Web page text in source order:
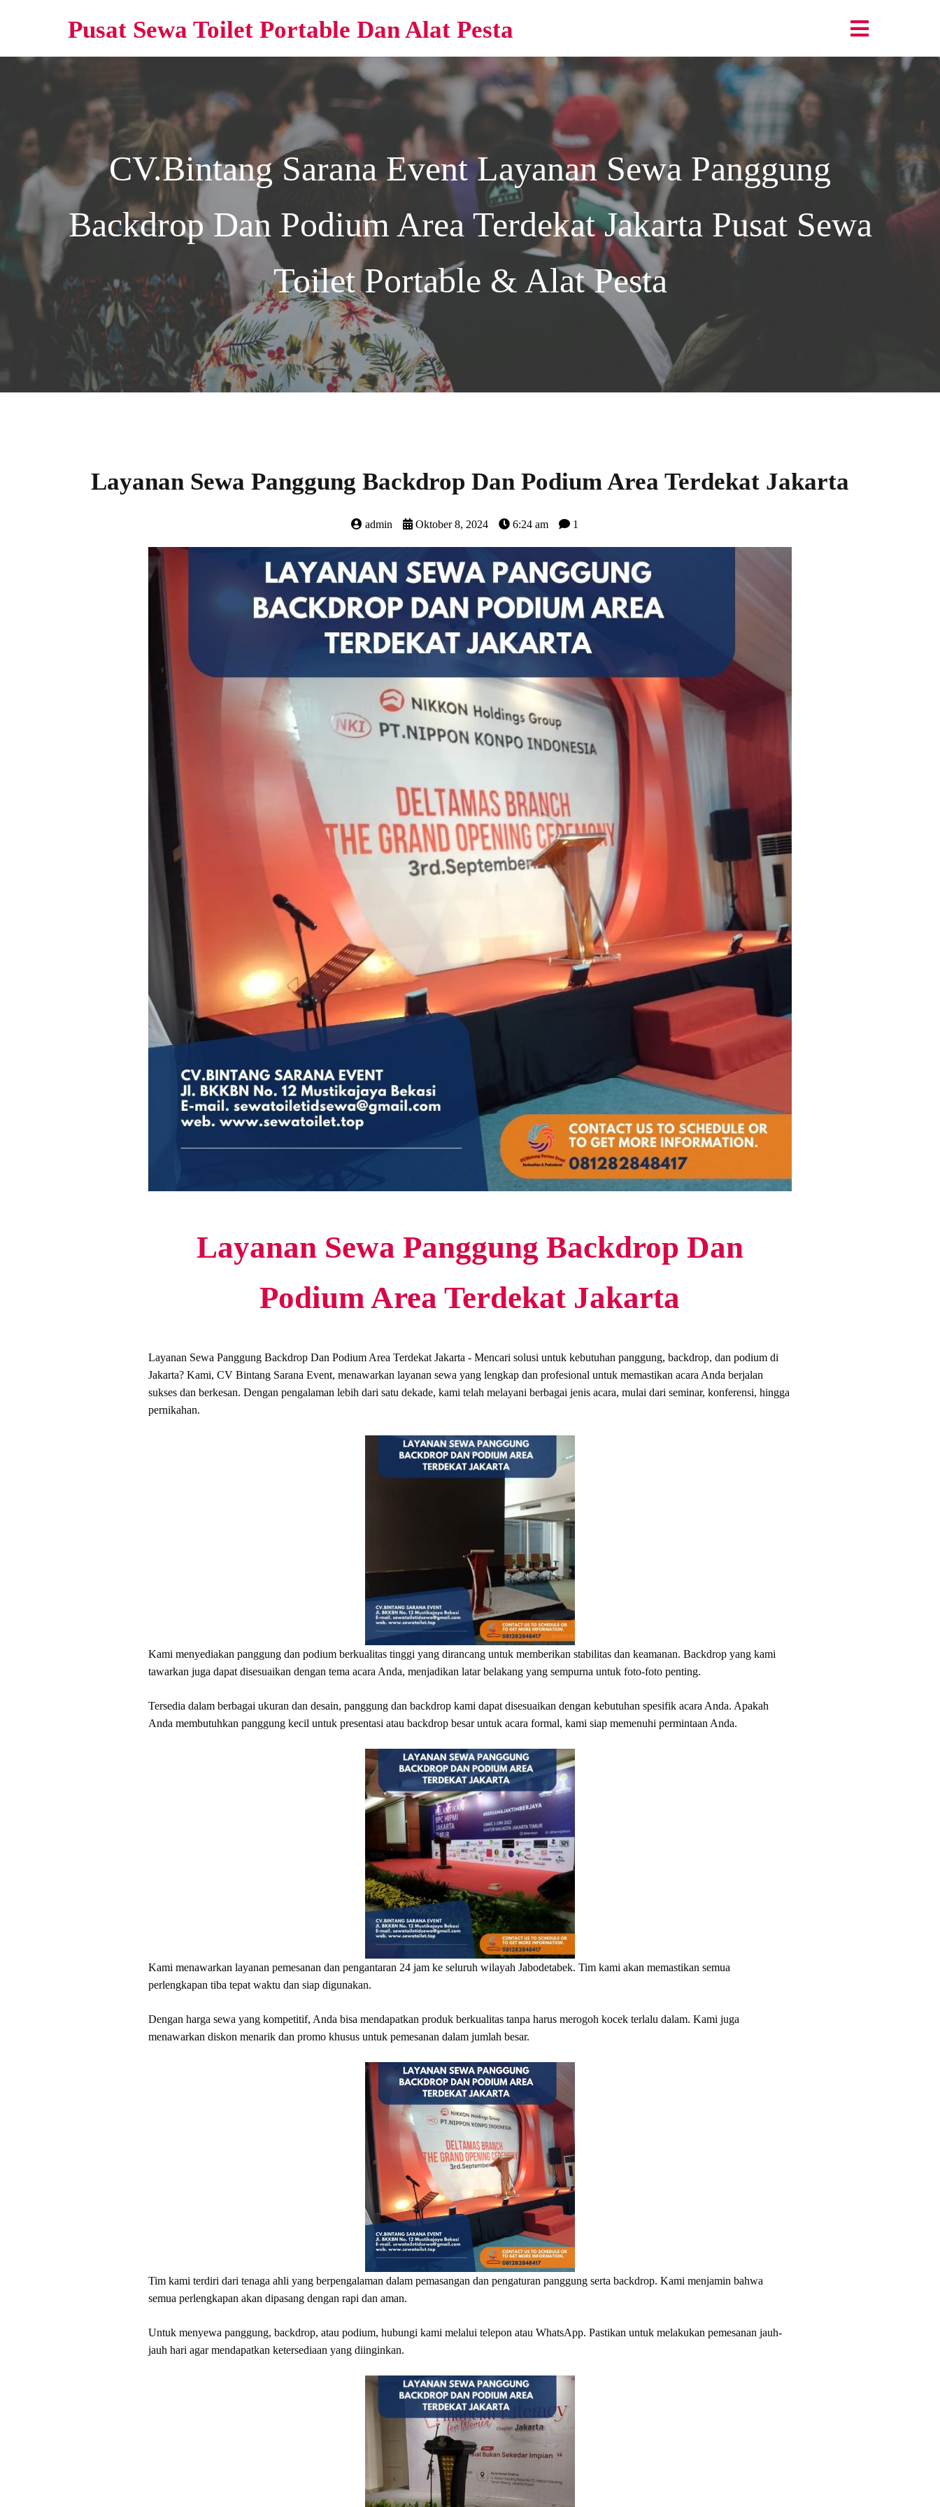
Pusat Sewa Toilet Portable Dan Alat Pesta
CV.Bintang Sarana EventLayanan Sewa Panggung
Backdrop Dan Podium Area Terdekat Jakarta Pusat Sewa
Toilet Portable & Alat Pesta
Layanan Sewa Panggung Backdrop Dan Podium Area Terdekat Jakarta
admin Oktober 8, 2024 6:24 am 1
Layanan Sewa Panggung Backdrop Dan
Podium Area Terdekat Jakarta
Layanan Sewa Panggung Backdrop Dan Podium Area Terdekat Jakarta - Mencari solusi untuk kebutuhan panggung, backdrop, dan podium di
Jakarta? Kami, CV Bintang Sarana Event, menawarkan layanan sewa yang lengkap dan profesional untuk memastikan acara Anda berjalan
sukses dan berkesan. Dengan pengalaman lebih dari satu dekade, kami telah melayani berbagai jenis acara, mulai dari seminar, konferensi, hingga
pernikahan.
Kami menyediakan panggung dan podium berkualitas tinggi yang dirancang untuk memberikan stabilitas dan keamanan. Backdrop yang kami
tawarkan juga dapat disesuaikan dengan tema acara Anda, menjadikan latar belakang yang sempurna untuk foto-foto penting.
Tersedia dalam berbagai ukuran dan desain, panggung dan backdrop kami dapat disesuaikan dengan kebutuhan spesifik acara Anda. Apakah
Anda membutuhkan panggung kecil untuk presentasi atau backdrop besar untuk acara formal, kami siap memenuhi permintaan Anda.
Kami menawarkan layanan pemesanan dan pengantaran 24 jam ke seluruh wilayah Jabodetabek. Tim kami akan memastikan semua
perlengkapan tiba tepat waktu dan siap digunakan.
Dengan harga sewa yang kompetitif, Anda bisa mendapatkan produk berkualitas tanpa harus merogoh kocek terlalu dalam. Kami juga
menawarkan diskon menarik dan promo khusus untuk pemesanan dalam jumlah besar.
Tim kami terdiri dari tenaga ahli yang berpengalaman dalam pemasangan dan pengaturan panggung serta backdrop. Kami menjamin bahwa
semua perlengkapan akan dipasang dengan rapi dan aman.
Untuk menyewa panggung, backdrop, atau podium, hubungi kami melalui telepon atau WhatsApp. Pastikan untuk melakukan pemesanan jauh-
jauh hari agar mendapatkan ketersediaan yang diinginkan.